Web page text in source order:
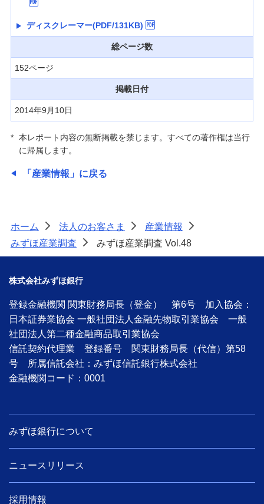
ディスクレーマー(PDF/131KB)
総ページ数
152ページ
掲載日付
2014年9月10日
* 本レポート内容の無断掲載を禁じます。すべての著作権は当行
に帰属します。
「産業情報」に戻る
ホーム > 法人のお客さま > 産業情報
>
みずほ産業調査
> みずほ産業調査 Vol.48
株式会社みずほ銀行
登録金融機関 関東財務局長（登金） 第6号 加入協会：
日本証券業協会 一般社団法人金融先物取引業協会 一般
社団法人第二種金融商品取引業協会
信託契約代理業 登録番号 関東財務局長（代信）第58
号 所属信託会社：みずほ信託銀行株式会社
金融機関コード：0001
みずほ銀行について
ニュースリリース
採用情報